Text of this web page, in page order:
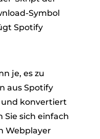
Symbol
Spotify
je, es zu
aus Spotify
und konvertiert
Sie sich einfach
Webplayer